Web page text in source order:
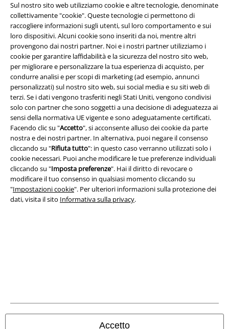
Sul nostro sito web utilizziamo cookie e altre tecnologie, denominate
collettivamente "cookie". Queste tecnologie ci permettono di
raccogliere informazioni sugli utenti, sul loro comportamento e sui
loro dispositivi. Alcuni cookie sono inseriti da noi, mentre altri
provengono dai nostri partner. Noi e i nostri partner utilizziamo i
cookie per garantire laffidabilità e la sicurezza del nostro sito web,
per migliorare e personalizzare la tua esperienza di acquisto, per
condurre analisi e per scopi di marketing (ad esempio, annunci
personalizzati) sul nostro sito web, sui social media e su siti web di
terzi. Se i dati vengono trasferiti negli Stati Uniti, vengono condivisi
solo con partner che sono soggetti a una decisione di adeguatezza ai
sensi della normativa UE vigente e sono adeguatamente certificati.
Facendo clic su "Accetto", si acconsente alluso dei cookie da parte
nostra e dei nostri partner. In alternativa, puoi negare il consenso
cliccando su "Rifiuta tutto": in questo caso verranno utilizzati solo i
cookie necessari. Puoi anche modificare le tue preferenze individuali
cliccando su "Imposta preferenze". Hai il diritto di revocare o
modificare il tuo consenso in qualsiasi momento cliccando su
"Impostazioni cookie". Per ulteriori informazioni sulla protezione dei
dati, visita il sito Informativa sulla privacy.
Accetto
Info legali
Termini & Condizioni
Redazione
Legge sulla Privacy
Smaltimento rifiuti e protezione dell’ambiente